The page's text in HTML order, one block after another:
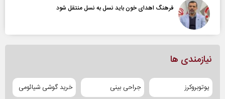
فرهنگ اهدای خون باید نسل به نسل منتقل شود
نیازمندی ها
یوتوبروکرز جراحی بینی خرید گوشی شیائومی